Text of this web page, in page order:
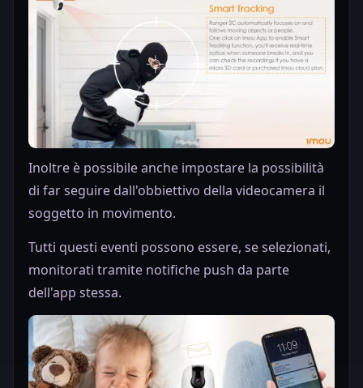
Inoltre è possibile anche impostare la possibilità
di far seguire dall'obbiettivo della videocamera il
soggetto in movimento.
Tutti questi eventi possono essere, se selezionati,
monitorati tramite notifiche push da parte
dell'app stessa.